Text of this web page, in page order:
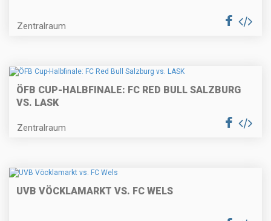
Zentralraum
ÖFB CUP-HALBFINALE: FC RED BULL SALZBURG
VS. LASK
Zentralraum
UVB VÖCKLAMARKT VS. FC WELS